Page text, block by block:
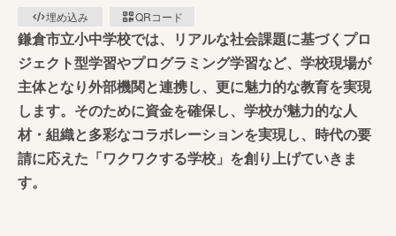
埋め込み
QRコード
鎌倉市立小中学校では、リアルな社会課題に基づくプロ
ジェクト型学習やプログラミング学習など、学校現場が
主体となり外部機関と連携し、更に魅力的な教育を実現
します。そのために資金を確保し、学校が魅力的な人
材・組織と多彩なコラボレーションを実現し、時代の要
請に応えた「ワクワクする学校」を創り上げていきま
す。